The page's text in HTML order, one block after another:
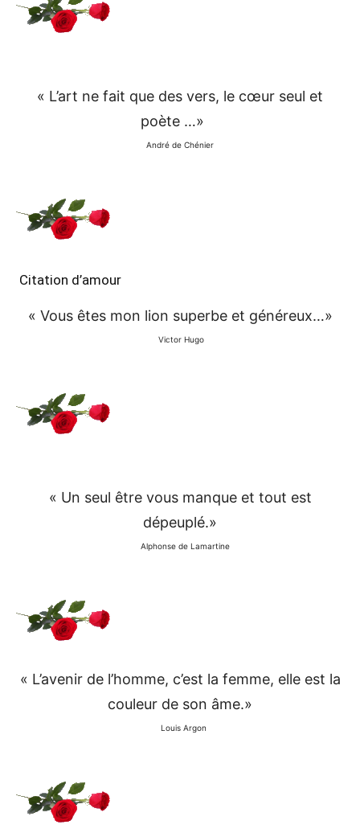
« L’art ne fait que des vers, le cœur seul et
poète …»
André de Chénier
Citation d’amour
« Vous êtes mon lion superbe et généreux…»
Victor Hugo
« Un seul être vous manque et tout est
dépeuplé.»
Alphonse de Lamartine
« L’avenir de l’homme, c’est la femme, elle est la
couleur de son âme.»
Louis Argon